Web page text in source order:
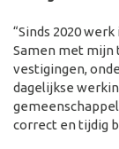
“Sinds 2020
Samen met mijn
vestigingen,
dagelijkse
correct en tijdig